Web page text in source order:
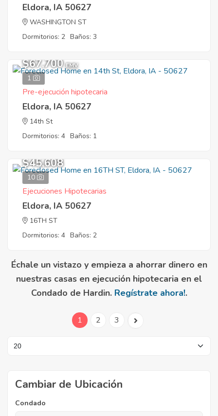
Eldora, IA 50627
WASHINGTON ST
Dormitorios: 2 Baños: 3
1
$67,700 EMV
Pre-ejecución hipotecaria
Eldora, IA 50627
14th St
Dormitorios: 4 Baños: 1
10
$45,608
Ejecuciones Hipotecarias
Eldora, IA 50627
16TH ST
Dormitorios: 4 Baños: 2
Échale un vistazo y empieza a ahorrar dinero en
nuestras casas en ejecución hipotecaria en el
Condado de Hardin. Regístrate ahora!.
1 2 3
Cambiar de Ubicación
Condado